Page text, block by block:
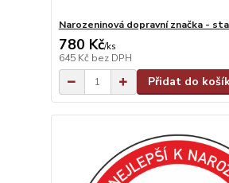
Narozeninová dopravní značka -
780 Kč/ks
645 Kč bez DPH
Přidat do